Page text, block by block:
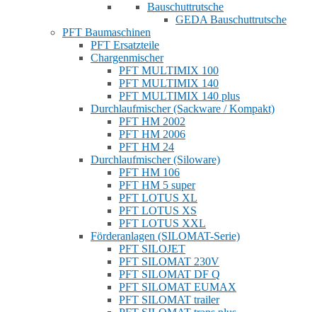
Bauschuttrutsche
GEDA Bauschuttrutsche
PFT Baumaschinen
PFT Ersatzteile
Chargenmischer
PFT MULTIMIX 100
PFT MULTIMIX 140
PFT MULTIMIX 140 plus
Durchlaufmischer (Sackware / Kompakt)
PFT HM 2002
PFT HM 2006
PFT HM 24
Durchlaufmischer (Siloware)
PFT HM 106
PFT HM 5 super
PFT LOTUS XL
PFT LOTUS XS
PFT LOTUS XXL
Förderanlagen (SILOMAT-Serie)
PFT SILOJET
PFT SILOMAT 230V
PFT SILOMAT DF Q
PFT SILOMAT EUMAX
PFT SILOMAT trailer